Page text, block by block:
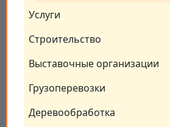
Услуги
Строительство
Выставочные организации
Грузоперевозки
Деревообработка